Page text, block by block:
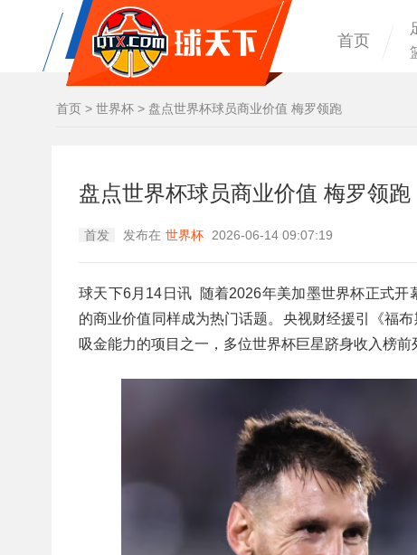
首页
首页 > 世界杯 > 盘点世界杯球员商业价值 梅罗领跑
盘点世界杯球员商业价值 梅罗领跑
首发 发布在 世界杯 2026-06-14 09:07:19
球天下6月14日讯 随着2026年美加墨世界杯正式开
的商业价值同样成为热门话题。央视财经援引《福
吸金能力的项目之一，多位世界杯巨星跻身收入榜前